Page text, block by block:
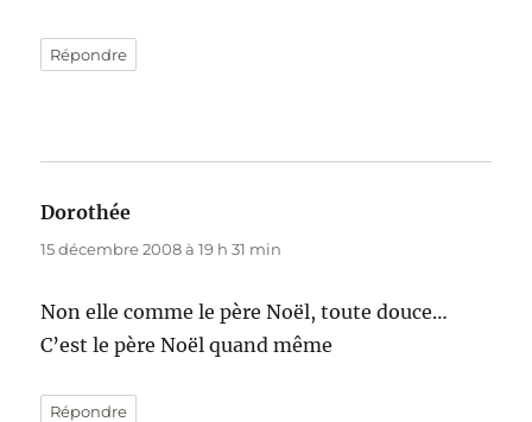
Répondre
Dorothée
15 décembre 2008 à 19 h 31 min
Non elle comme le père Noël, toute douce…
C’est le père Noël quand même
Répondre